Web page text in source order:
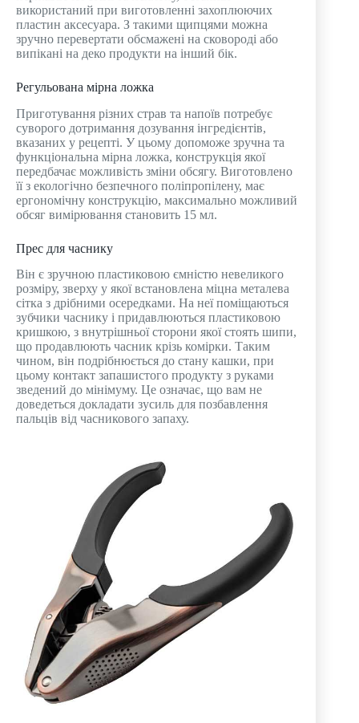
використаний при виготовленні захоплюючих
пластин аксесуара. З такими щипцями можна
зручно перевертати обсмажені на сковороді або
випікані на деко продукти на інший бік.
Регульована мірна ложка
Приготування різних страв та напоїв потребує
суворого дотримання дозування інгредієнтів,
вказаних у рецепті. У цьому допоможе зручна та
функціональна мірна ложка, конструкція якої
передбачає можливість зміни обсягу. Виготовлено
її з екологічно безпечного поліпропілену, має
ергономічну конструкцію, максимально можливий
обсяг вимірювання становить 15 мл.
Прес для часнику
Він є зручною пластиковою ємністю невеликого
розміру, зверху у якої встановлена ​​міцна металева
сітка з дрібними осередками. На неї поміщаються
зубчики часнику і придавлюються пластиковою
кришкою, з внутрішньої сторони якої стоять шипи,
що продавлюють часник крізь комірки. Таким
чином, він подрібнюється до стану кашки, при
цьому контакт запашистого продукту з руками
зведений до мінімуму. Це означає, що вам не
доведеться докладати зусиль для позбавлення
пальців від часникового запаху.